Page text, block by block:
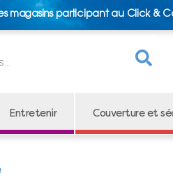
magasins participant au Click &
Entretenir Couverture et